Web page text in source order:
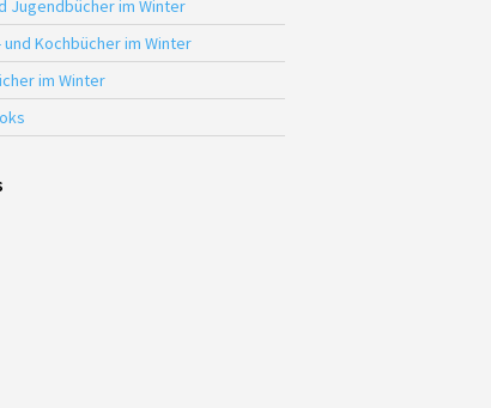
Jugendbücher im Winter
und Kochbücher im Winter
im Winter